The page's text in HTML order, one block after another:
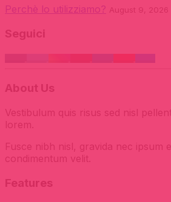
Perchè lo utilizziamo? August 9, 2026
Seguici
About Us
Vestibulum quis risus sed nisl
lorem.
Fusce nibh nisl, gravida nec ipsum
condimentum velit.
Features